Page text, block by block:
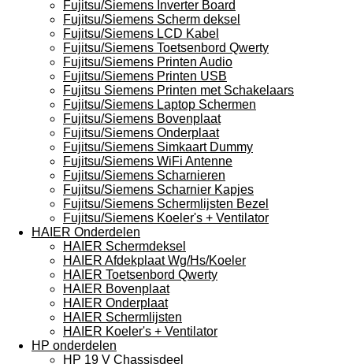
Fujitsu/Siemens Inverter Board
Fujitsu/Siemens Scherm deksel
Fujitsu/Siemens LCD Kabel
Fujitsu/Siemens Toetsenbord Qwerty
Fujitsu/Siemens Printen Audio
Fujitsu/Siemens Printen USB
Fujitsu Siemens Printen met Schakelaars
Fujitsu/Siemens Laptop Schermen
Fujitsu/Siemens Bovenplaat
Fujitsu/Siemens Onderplaat
Fujitsu/Siemens Simkaart Dummy
Fujitsu/Siemens WiFi Antenne
Fujitsu/Siemens Scharnieren
Fujitsu/Siemens Scharnier Kapjes
Fujitsu/Siemens Schermlijsten Bezel
Fujitsu/Siemens Koeler's + Ventilator
HAIER Onderdelen
HAIER Schermdeksel
HAIER Afdekplaat Wg/Hs/Koeler
HAIER Toetsenbord Qwerty
HAIER Bovenplaat
HAIER Onderplaat
HAIER Schermlijsten
HAIER Koeler's + Ventilator
HP onderdelen
HP 19 V Chassisdeel